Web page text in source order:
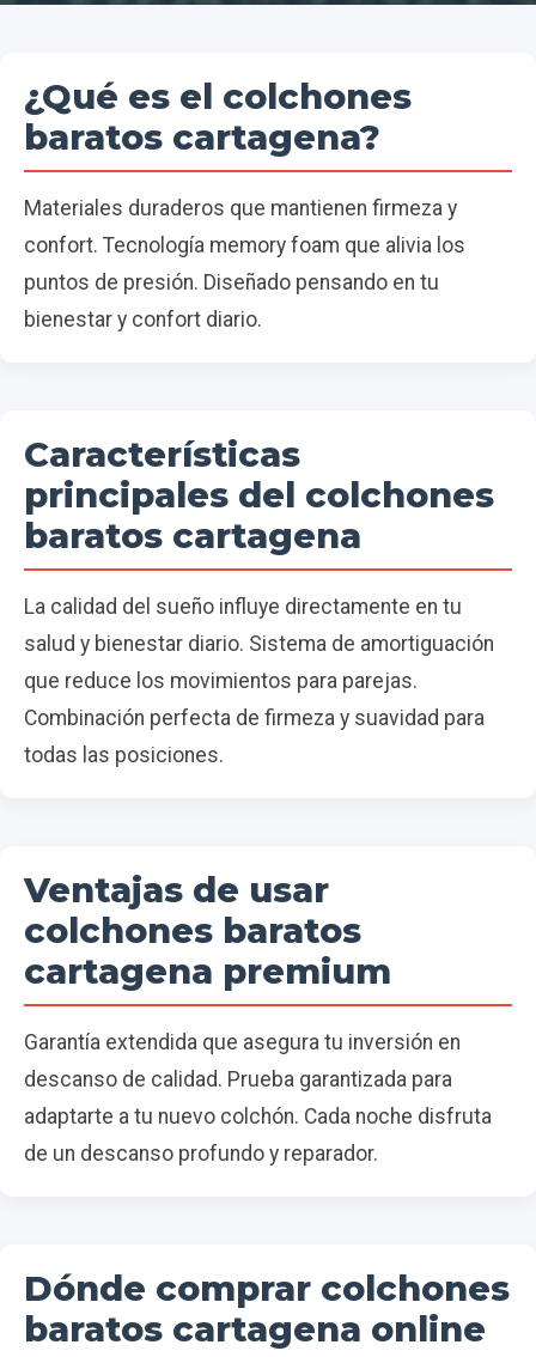
¿Qué es el colchones
baratos cartagena?
Materiales duraderos que mantienen firmeza y
confort. Tecnología memory foam que alivia los
puntos de presión. Diseñado pensando en tu
bienestar y confort diario.
Características
principales del colchones
baratos cartagena
La calidad del sueño influye directamente en tu
salud y bienestar diario. Sistema de amortiguación
que reduce los movimientos para parejas.
Combinación perfecta de firmeza y suavidad para
todas las posiciones.
Ventajas de usar
colchones baratos
cartagena premium
Garantía extendida que asegura tu inversión en
descanso de calidad. Prueba garantizada para
adaptarte a tu nuevo colchón. Cada noche disfruta
de un descanso profundo y reparador.
Dónde comprar colchones
baratos cartagena online